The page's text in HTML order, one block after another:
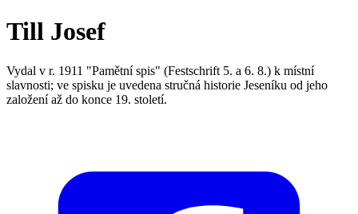
Till Josef
Vydal v r. 1911 "Pamětní spis" (Festschrift 5. a 6. 8.) k místní
slavnosti; ve spisku je uvedena stručná historie Jeseníku od jeho
založení až do konce 19. století.